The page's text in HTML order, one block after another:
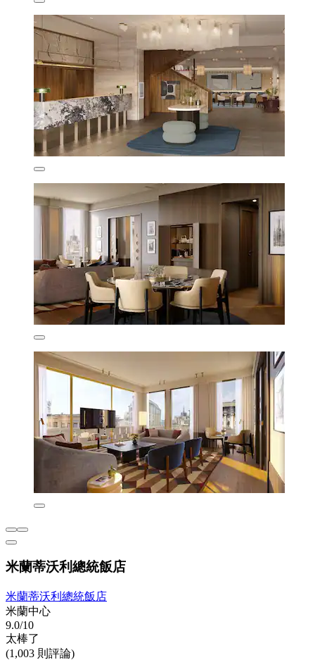
米蘭蒂沃利總統飯店
米蘭蒂沃利總統飯店
米蘭中心
9.0/10
太棒了
(1,003 則評論)